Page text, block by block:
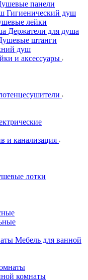
панели
Гигиенический душ
лейки
Держатели для душа
штанги
душ
и аксессуары
и канализация
лотки
Мебель для ванной